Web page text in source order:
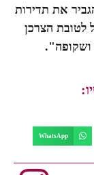
את תדירות
לטובת הצרכן
ושקופה".
WhatsApp